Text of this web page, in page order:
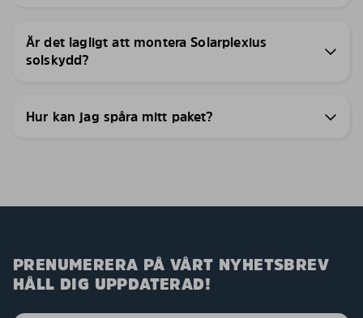
Är det lagligt att montera Solarplexius
solskydd?
Hur kan jag spåra mitt paket?
PRENUMERERA PÅ VÅRT NYHETSBREV
HÅLL DIG UPPDATERAD!